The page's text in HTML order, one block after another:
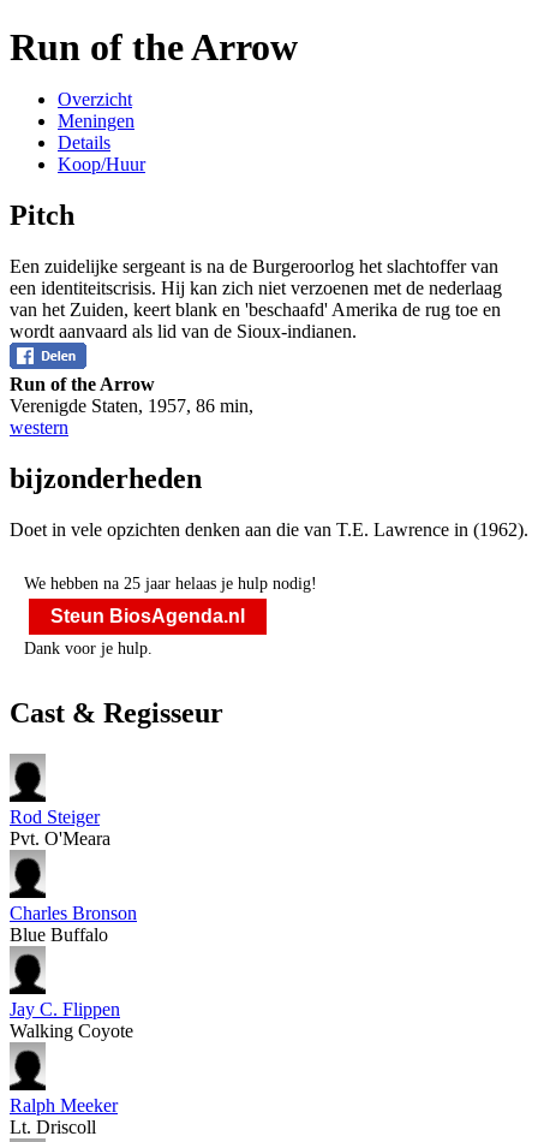
Run of the Arrow
Overzicht
Meningen
Details
Koop/Huur
Pitch
Een zuidelijke sergeant is na de Burgeroorlog het slachtoffer van
een identiteitscrisis. Hij kan zich niet verzoenen met de nederlaag
van het Zuiden, keert blank en 'beschaafd' Amerika de rug toe en
wordt aanvaard als lid van de Sioux-indianen.
Run of the Arrow
Verenigde Staten, 1957, 86 min,
western
bijzonderheden
Doet in vele opzichten denken aan die van T.E. Lawrence in (1962).
We hebben na 25 jaar helaas je hulp nodig!
Steun BiosAgenda.nl
Dank voor je hulp.
Cast & Regisseur
Rod Steiger
Pvt. O'Meara
Charles Bronson
Blue Buffalo
Jay C. Flippen
Walking Coyote
Ralph Meeker
Lt. Driscoll